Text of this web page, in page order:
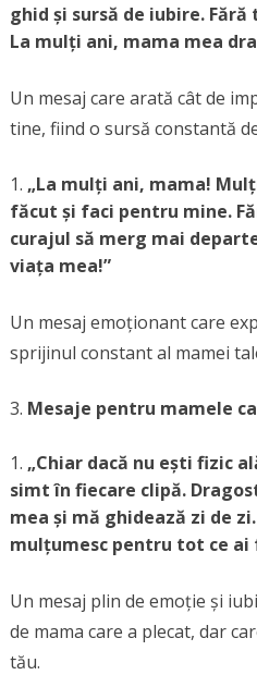
ghid și sursă de iubire.
La mulți ani, mama mea
Un mesaj care arată cât de
tine, fiind o sursă constantă
„La mulți ani, mama!
făcut și faci pentru mine.
curajul să merg mai
viața mea!”
Un mesaj emoționant care
sprijinul constant al mamei
Mesaje pentru mamele
„Chiar dacă nu ești fizic
simt în fiecare clipă.
mea și mă ghidează zi de
mulțumesc pentru tot ce ai
Un mesaj plin de emoție și
de mama care a plecat, dar
tău.